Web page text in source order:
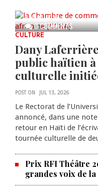
0 COMMENTS
AUG 05, 2026
CULTURE
Dany
public haïtien
culturelle
POST ON JUL 13, 2026
Le Rectorat de
annoncé, dans une
retour en Haïti de
tournée culturelle de
Prix RFI Théâtre
grandes voix de